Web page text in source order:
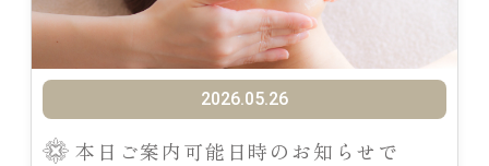
2026.05.26
本日ご案内可能日時のお知らせで